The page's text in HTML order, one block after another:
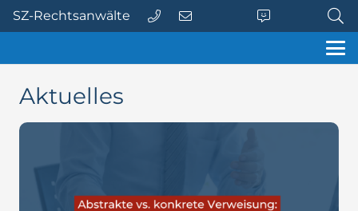
SZ-Rechtsanwälte
Aktuelles